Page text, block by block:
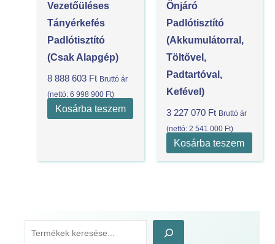
Vezetőüléses
Tányérkefés
Padlótisztító
(csak Alapgép)
8 888 603 Ft Bruttó ár
(nettó:6 998 900 Ft)
Kosárba teszem
Önjáró
Padlótisztító
(akkumulátorral,
Töltővel,
Padtartóval,
Kefével)
3 227 070 Ft Bruttó ár
(nettó: 2 541 000 Ft)
Kosárba teszem